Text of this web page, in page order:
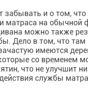
забывать и о том, что
матраса на обычной
можно также
Дело в том, что
имеются
со временем
что не улучшит ни
службы